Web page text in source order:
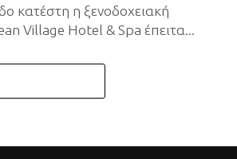
κατέστη η ξενοδοχειακή
Village Hotel & Spa έπειτα...